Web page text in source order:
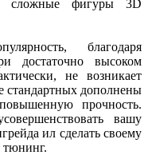
сложные фигуры 3D
благодаря
достаточно высоком
не возникает
стандартных дополнены
прочность.
вашу
ил сделать своему